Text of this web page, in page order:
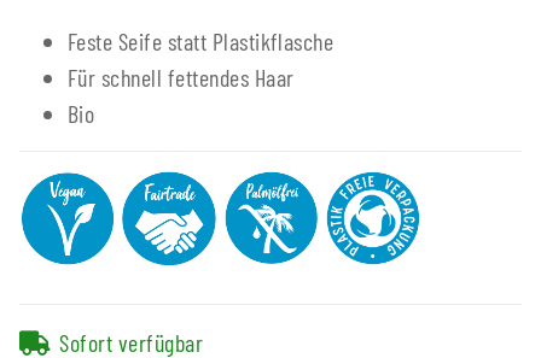
Feste Seife statt Plastikflasche
Für schnell fettendes Haar
Bio
Sofort verfügbar